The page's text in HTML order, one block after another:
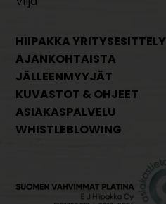
HIIPAKKA YRITYSESITTELY
AJANKOHTAISTA
JÄLLEENMYYJÄT
KUVASTOT & OHJEET
ASIAKASPALVELU
WHISTLEBLOWING